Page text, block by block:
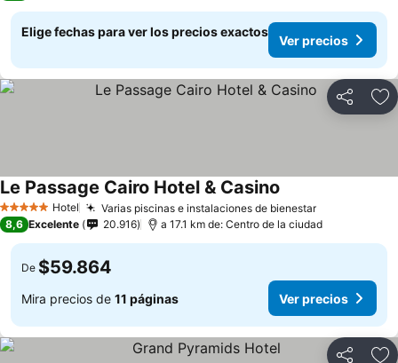
Elige fechas para ver los precios exactos
Ver precios
Compartir
5 Estrellas Hotel Varias piscinas e instalaciones de bienestar
Le Passage Cairo Hotel & Casino
8,6 Excelente 20.916 a 17.1 km de: Centro de la ciudad
De $59.864
Mira precios de 11 páginas Ver precios